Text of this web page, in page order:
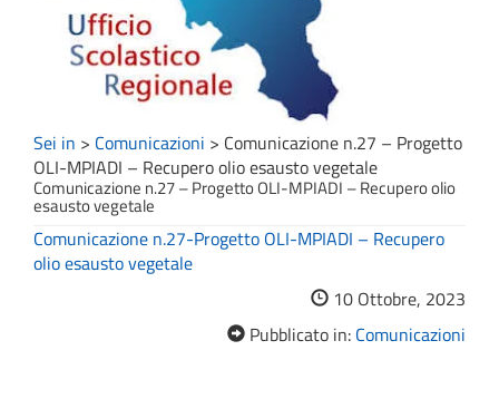
Sei in > Comunicazioni > Comunicazione n.27 – Progetto
OLI-MPIADI – Recupero olio esausto vegetale
Comunicazione n.27 – Progetto OLI-MPIADI – Recupero olio
esausto vegetale
Comunicazione n.27-Progetto OLI-MPIADI – Recupero
olio esausto vegetale
10 Ottobre, 2023
Pubblicato in: Comunicazioni